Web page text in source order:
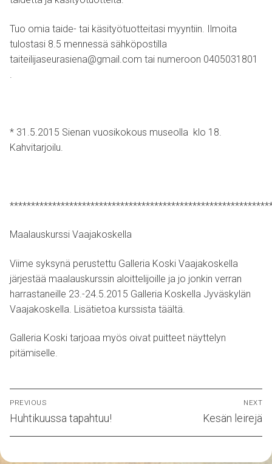
Tuo omia taide- tai käsityötuotteitasi myyntiin. Ilmoita
tulostasi 8.5 mennessä sähköpostilla
taiteilijaseurasiena@gmail.com tai numeroon 0405031801
.
* 31.5.2015 Sienan vuosikokous museolla klo 18.
Kahvitarjoilu.
Maalauskurssi Vaajakoskella
Viime syksynä perustettu Galleria Koski Vaajakoskella
järjestää maalauskurssin aloittelijoille ja jo jonkin verran
harrastaneille 23.-24.5.2015 Galleria Koskella Jyväskylän
Vaajakoskella. Lisätietoa kurssista täältä.
Galleria Koski tarjoaa myös oivat puitteet näyttelyn
pitämiselle.
Artikkelien
selaus
PREVIOUS
Previous
Huhtikuussa tapahtuu!
NEXT
Next
Kesän leirejä